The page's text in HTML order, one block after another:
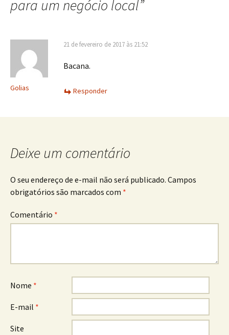
para um negócio local”
Golias
21 de fevereiro de 2017 às 21:52
Bacana.
Responder
Deixe um comentário
O seu endereço de e-mail não será publicado. Campos
obrigatórios são marcados com *
Comentário *
Nome *
E-mail *
Site